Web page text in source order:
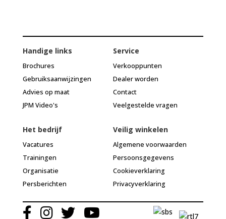
Handige links
Brochures
Gebruiksaanwijzingen
Advies op maat
JPM Video's
Service
Verkooppunten
Dealer worden
Contact
Veelgestelde vragen
Het bedrijf
Vacatures
Trainingen
Organisatie
Persberichten
Veilig winkelen
Algemene voorwaarden
Persoonsgegevens
Cookieverklaring
Privacyverklaring